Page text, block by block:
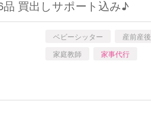
品 買出しサポート込み♪
ベビーシッター
産前産後
家庭教師
家事代行